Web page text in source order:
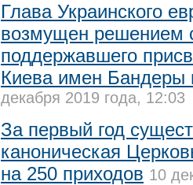
Глава Украинского
возмущен решением
поддержавшего
Киева имен Бандеры
декабря 2019 года, 12:03
За первый год
каноническая
на 250 приходов 10